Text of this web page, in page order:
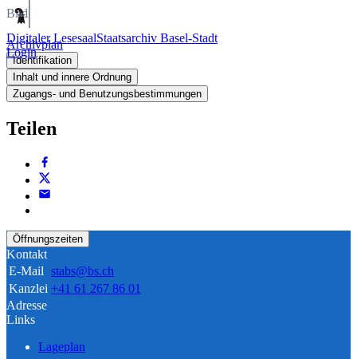
Digitaler LesesaalStaatsarchiv Basel-Stadt
Login
Bild
Archivplan
Identifikation
Inhalt und innere Ordnung
Zugangs- und Benutzungsbestimmungen
Teilen
Öffnungszeiten
Kontakt
E-Mail stabs@bs.ch
Kanzlei +41 61 267 86 01
Adresse
Links
Lageplan